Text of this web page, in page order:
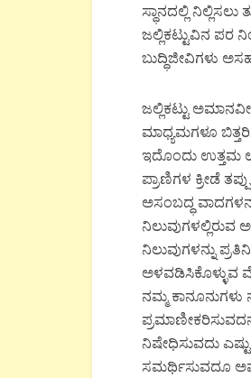
ಸ್ಥಾನದಲ್ಲಿ
ಜಲ್ಲಿಕಟ್ಟುವಿನ ಪರ
ಬುದ್ಧಿಜೀವಿಗಳು
ಜಲ್ಲಿಕಟ್ಟು
ಮಾಧ್ಯಮಗಳೂ
ಇದೊಂದು ಉತ್ತಮ
ಪ್ರಾಣಿಗಳ ಕ್ರೀಡೆ
ಅಸಂಬದ್ಧ
ನಿಲುವುಗಳಲ್ಲಿರುವ
ನಿಲುವುಗಳನ್ನು
ಅಳವಡಿಸಿಕೊಳ್ಳುವ
ನಮ್ಮ
ನಿಷೇಧಿಸುವದು
ಸಮರ್ಥಿಸುವದೂ